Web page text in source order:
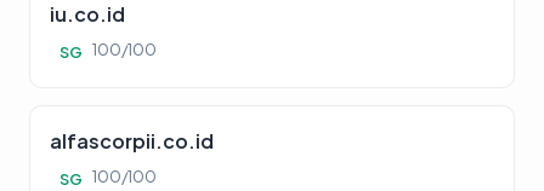
iu.co.id
SG 100/100
alfascorpii.co.id
SG 100/100